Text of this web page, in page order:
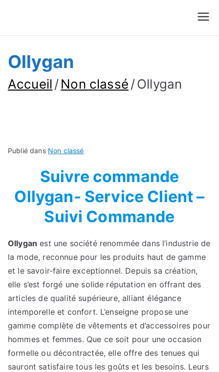
Suivre Colis - Suivre
Commande
Ollygan
Accueil Non classé Ollygan
Publié dans Non classé
Suivre commande
Ollygan- Service Client –
Suivi Commande
Ollygan est une société renommée dans l’industrie de
la mode, reconnue pour les produits haut de gamme
et le savoir-faire exceptionnel. Depuis sa création,
elle s’est forgé une solide réputation en offrant des
articles de qualité supérieure, alliant élégance
intemporelle et confort. L’enseigne propose une
gamme complète de vêtements et d’accessoires pour
hommes et femmes. Que ce soit pour une occasion
formelle ou décontractée, elle offre des tenues qui
sauront satisfaire tous les goûts et les besoins. Leurs